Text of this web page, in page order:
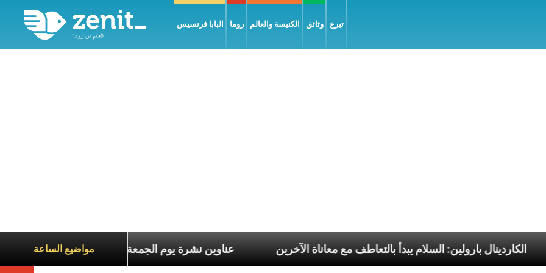
البابا فرنسيس روما الكنيسة والعالم وثائق تبرع
مواضيع الساعة
عناوين نشرة يوم الجمعة 7 آب 2026: السلام يُبنى بصبر يومًا بعد يوم الكاردينال بارولين: السلام يبدأ بالتعاطف مع معاناة الآخرين